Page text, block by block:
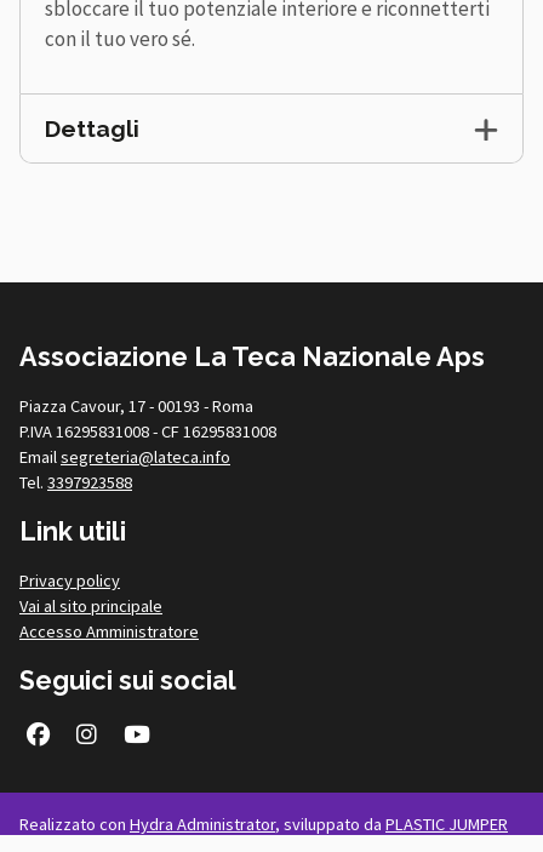
sbloccare il tuo potenziale interiore e riconnetterti
con il tuo vero sé.
Dettagli
Associazione La Teca Nazionale Aps
Piazza Cavour, 17 - 00193 - Roma
P.IVA 16295831008 - CF 16295831008
Emailsegreteria@lateca.info
Tel. 3397923588
Link utili
Privacy policy
Vai al sito principale
Accesso Amministratore
Seguici sui social
FacebookInstagramYoutube
Realizzato con Hydra Administrator, sviluppato da PLASTIC JUMPER